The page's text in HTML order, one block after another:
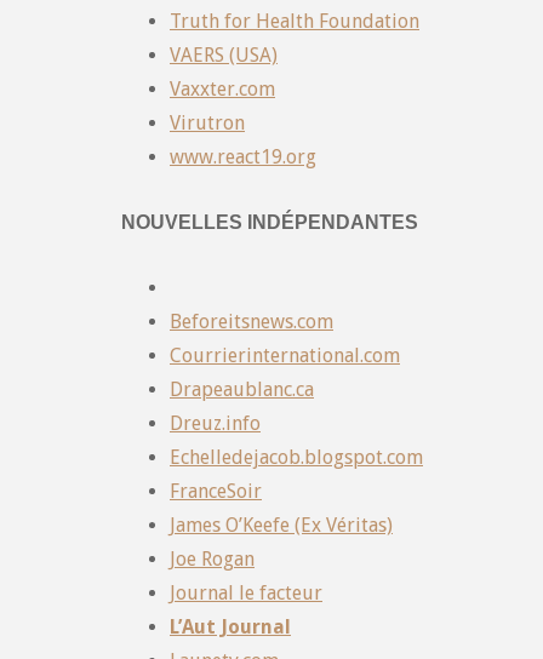
Truth for Health Foundation
VAERS (USA)
Vaxxter.com
Virutron
www.react19.org
NOUVELLES INDÉPENDANTES
Beforeitsnews.com
Courrierinternational.com
Drapeaublanc.ca
Dreuz.info
Echelledejacob.blogspot.com
FranceSoir
James O’Keefe (Ex Véritas)
Joe Rogan
Journal le facteur
L’Aut Journal